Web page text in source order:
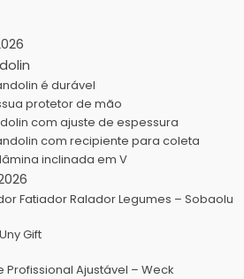
é durável
protetor de mão
com ajuste de espessura
com recipiente para coleta
inclinada em V
Fatiador Ralador Legumes – Sobaolu
Gift
Ajustável – Weck